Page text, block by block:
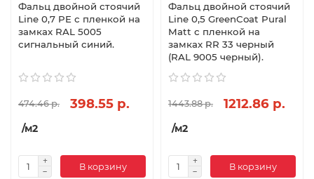
Фальц двойной стоячий
Line 0,7 PE с пленкой на
замках RAL 5005
сигнальный синий.
474.46 р. 398.55 р.
/м2
В корзину
Фальц двойной стоячий
Line 0,5 GreenCoat Pural
Matt с пленкой на
замках RR 33 черный
(RAL 9005 черный).
1443.88 р. 1212.86 р.
/м2
В корзину